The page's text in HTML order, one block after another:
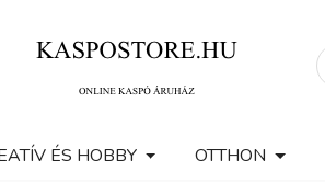
ÉS HOBBY OTTHON